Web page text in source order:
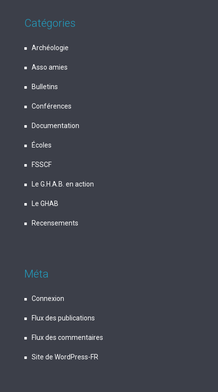
Catégories
Archéologie
Asso amies
Bulletins
Conférences
Documentation
Écoles
FSSCF
Le G.H.A.B. en action
Le GHAB
Recensements
Méta
Connexion
Flux des publications
Flux des commentaires
Site de WordPress-FR